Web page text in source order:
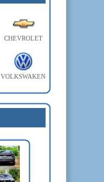
CHEVROLET
VOLKSWAKEN